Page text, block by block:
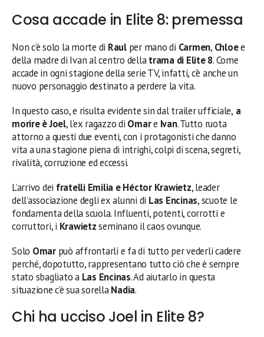
Cosa accade in Elite 8: premessa
Non c’è solo la morte di Raulper mano di Carmen, Chloee
della madre di Ivan al centro dellatrama di Elite 8. Come
accade in ogni stagione della serie TV, infatti, c’è anche un
nuovo personaggio destinato a perdere la vita.
In questo caso, e risulta evidente sin dal trailer ufficiale, a
morire è Joel, l’ex ragazzo di Omare Ivan. Tutto ruota
attorno a questi due eventi, con i protagonisti che danno
vita a una stagione piena di intrighi, colpi di scena, segreti,
rivalità, corruzione ed eccessi.
L’arrivo dei fratelli Emilia e Héctor Krawietz, leader
dell’associazione degli ex alunni di Las Encinas, scuote le
fondamenta della scuola. Influenti, potenti, corrotti e
corruttori, i Krawietzseminano il caos ovunque.
Solo Omarpuò affrontarli e fa di tutto per vederli cadere
perché, dopotutto, rappresentano tutto ciò che è sempre
stato sbagliato a Las Encinas. Ad aiutarlo in questa
situazione c’è sua sorellaNadia.
Chi ha ucciso Joel in Elite 8?